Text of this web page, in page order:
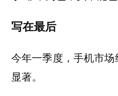
写在最后
今年一季度，手机市
显著。